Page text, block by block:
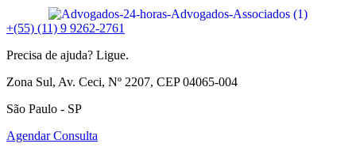
+(55) (11) 9 9262-2761
Precisa de ajuda? Ligue.
Zona Sul, Av. Ceci, Nº 2207, CEP 04065-004
São Paulo - SP
Agendar Consulta